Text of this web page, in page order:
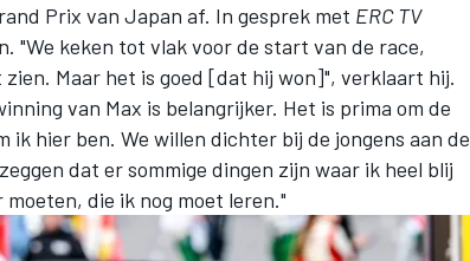
Prix van Japan af. In gesprek met ERC TV
"We keken tot vlak voor de start van de race,
Maar het is goed [dat hij won]", verklaart hij.
van Max is belangrijker. Het is prima om de
hier ben. We willen dichter bij de jongens aan de
dat er sommige dingen zijn waar ik heel blij
die ik nog moet leren."